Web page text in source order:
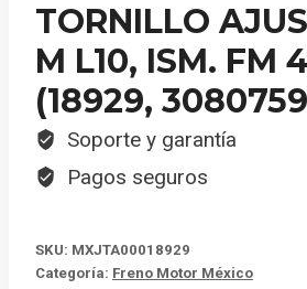
TORNILLO
M L10, ISM. FM
(18929,
Soporte y garantía
Pagos seguros
SKU: MXJTA00018929
Categoría: Freno Motor México